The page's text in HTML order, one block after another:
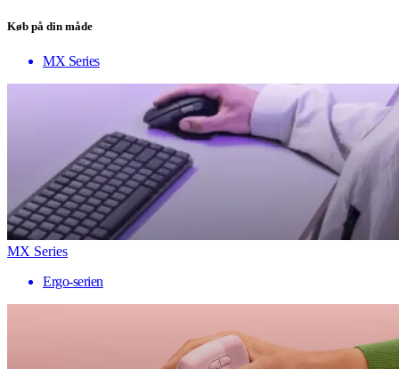
Køb på din måde
MX Series
MX Series
Ergo-serien